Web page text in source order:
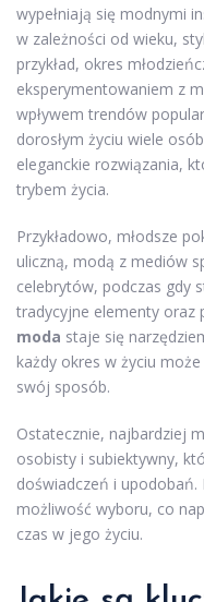
wypełniają się modnymi
w zależności od wieku,
przykład, okres
eksperymentowaniem z
wpływem trendów
dorosłym życiu wiele
eleganckie rozwiązania,
trybem życia.
Przykładowo, młodsze
uliczną, modą z mediów
celebrytów, podczas gdy
tradycyjne elementy oraz
moda staje się
każdy okres w życiu
swój sposób.
Ostatecznie, najbardziej
osobisty i subiektywny,
doświadczeń i upodobań.
możliwość wyboru, co
czas w jego życiu.